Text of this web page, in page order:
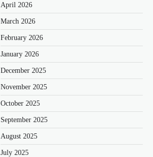
April 2026
March 2026
February 2026
January 2026
December 2025
November 2025
October 2025
September 2025
August 2025
July 2025